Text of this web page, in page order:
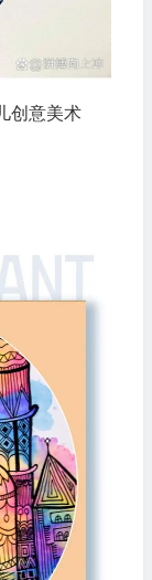
创意美术